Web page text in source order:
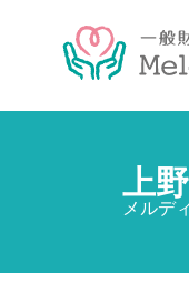
上
メルデ